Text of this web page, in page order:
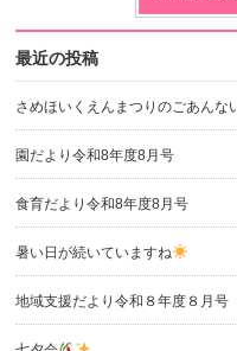
最近の投稿
さめほいくえんまつりのごあんな
園だより令和8年度8月号
食育だより令和8年度8月号
暑い日が続いていますね
地域支援だより令和８年度８月号